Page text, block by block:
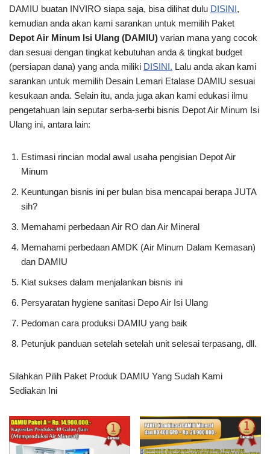
DAMIU buatan INVIRO siapa saja, bisa dilihat dulu DISINI,
kemudian anda akan kami sarankan untuk memilih Paket
Depot Air Minum Isi Ulang (DAMIU) varian mana yang cocok
dan sesuai dengan tingkat kebutuhan anda & tingkat budget
(persiapan dana) yang anda miliki DISINI. Lalu anda akan kami
sarankan untuk memilih Desain Lemari Etalase DAMIU sesuai
kesukaan anda. Selain itu, anda juga akan kami edukasi ilmu
pengetahuan lain seputar serba-serbi bisnis Depot Air Minum Isi
Ulang ini, antara lain:
Estimasi rincian modal awal usaha pengisian Depot Air
Minum
Keuntungan bisnis ini per bulan bisa mencapai berapa JUTA
sih?
Memahami perbedaan Air RO dan Air Mineral
Memahami perbedaan AMDK (Air Minum Dalam Kemasan)
dan DAMIU
Kiat sukses dalam menjalankan bisnis ini
Persyaratan hygiene sanitasi Depo Air Isi Ulang
Pedoman cara produksi DAMIU yang baik
Petunjuk panduan setelah setelah unit selesai terpasang, dll.
Silahkan Pilih Paket Produk DAMIU Yang Sudah Kami
Sediakan Ini